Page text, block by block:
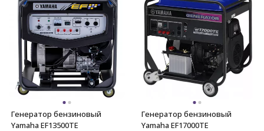
Генератор бензиновый
Yamaha EF13500TE
Генератор бензиновый
Yamaha EF17000TE